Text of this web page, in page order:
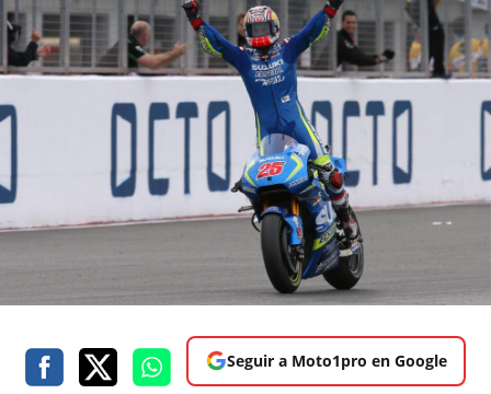
Seguir a Moto1pro en Google